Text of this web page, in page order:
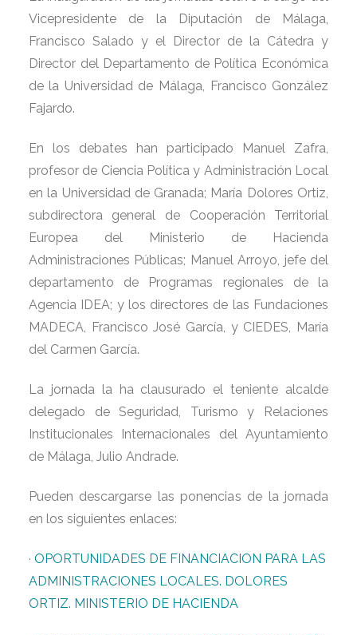
Vicepresidente de la Diputación de Málaga,
Francisco Salado y el Director de la Cátedra y
Director del Departamento de Política Económica
de la Universidad de Málaga, Francisco González
Fajardo.
En los debates han participado Manuel Zafra,
profesor de Ciencia Política y Administración Local
en la Universidad de Granada; María Dolores Ortiz,
subdirectora general de Cooperación Territorial
Europea del Ministerio de Hacienda
Administraciones Públicas; Manuel Arroyo, jefe del
departamento de Programas regionales de la
Agencia IDEA; y los directores de las Fundaciones
MADECA, Francisco José García, y CIEDES, María
del Carmen García.
La jornada la ha clausurado el teniente alcalde
delegado de Seguridad, Turismo y Relaciones
Institucionales Internacionales del Ayuntamiento
de Málaga, Julio Andrade.
Pueden descargarse las ponencias de la jornada
en los siguientes enlaces:
· OPORTUNIDADES DE FINANCIACION PARA LAS
ADMINISTRACIONES LOCALES. DOLORES
ORTIZ. MINISTERIO DE HACIENDA